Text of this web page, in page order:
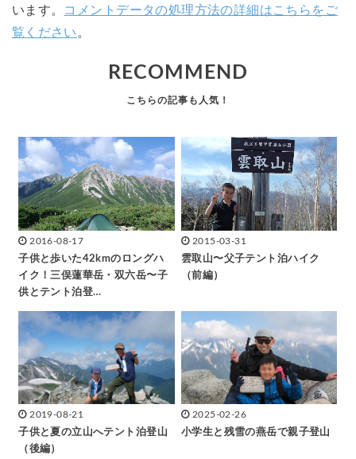
います。 コメントデータの処理方法の詳細はこちらをご
覧ください 。
RECOMMEND
2016-08-17
子供と歩いた42kmのロングハ
イク！三俣蓮華岳・双六岳〜子
供とテント泊登…
2015-03-31
雲取山〜父子テント泊ハイク
（前編）
2019-08-21
子供と夏の立山へテント泊登山
（後編）
2025-02-26
小学生と残雪の燕岳で親子登山